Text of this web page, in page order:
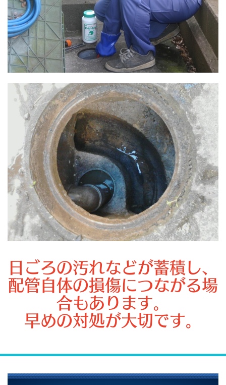
日ごろの汚れなどが蓄積し、
配管自体の損傷につながる場
合もあります。
早めの対処が大切です。